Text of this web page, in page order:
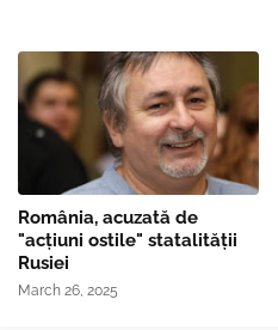
România, acuzată de
"acțiuni ostile" statalității
Rusiei
March 26, 2025